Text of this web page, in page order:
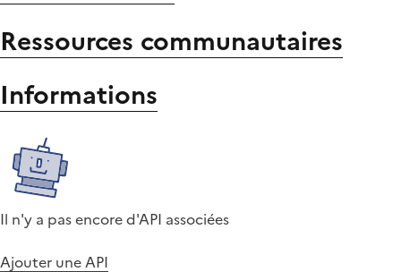
Ressources communautaires
Informations
Il n'y a pas encore d'API associées
Ajouter une API